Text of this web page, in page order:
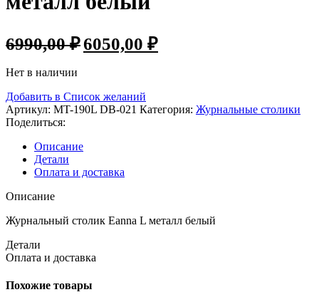
6990,00₽6050,00 ₽
Нет в наличии
Добавить в Список желаний
Артикул: MT-190L DB-021 Категория: Журнальные столики
Поделиться:
Описание
Детали
Оплата и доставка
Описание
Журнальный столик Eanna L металл белый
Детали
Оплата и доставка
Похожие товары